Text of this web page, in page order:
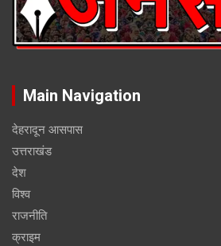
Main Navigation
देहरादून आसपास
उत्तराखंड
देश
विश्व
राजनीति
क्राइम